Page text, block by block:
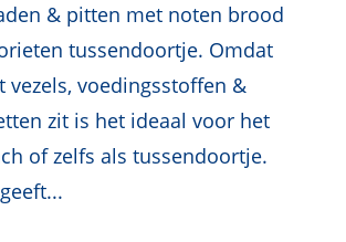
& pitten met noten brood
tussendoortje. Omdat
vezels, voedingsstoffen &
zit is het ideaal voor het
of zelfs als tussendoortje.